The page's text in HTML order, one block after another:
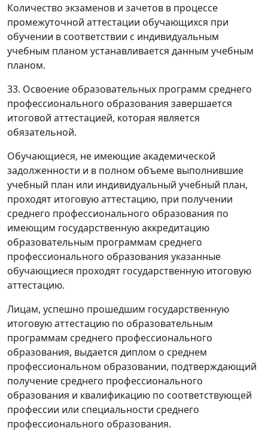
Количество экзаменов и зачетов в процессе
промежуточной аттестации обучающихся при
обучении в соответствии с индивидуальным
учебным планом устанавливается данным учебным
планом.
33. Освоение образовательных программ среднего
профессионального образования завершается
итоговой аттестацией, которая является
обязательной.
Обучающиеся, не имеющие академической
задолженности и в полном объеме выполнившие
учебный план или индивидуальный учебный план,
проходят итоговую аттестацию, при получении
среднего профессионального образования по
имеющим государственную аккредитацию
образовательным программам среднего
профессионального образования указанные
обучающиеся проходят государственную итоговую
аттестацию.
Лицам, успешно прошедшим государственную
итоговую аттестацию по образовательным
программам среднего профессионального
образования, выдается диплом о среднем
профессиональном образовании, подтверждающий
получение среднего профессионального
образования и квалификацию по соответствующей
профессии или специальности среднего
профессионального образования.